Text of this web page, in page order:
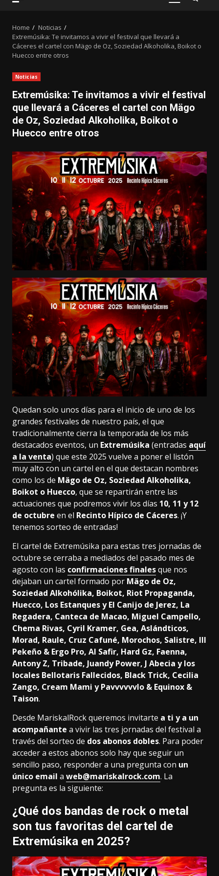
PRIMARY
Home
Noticias
Extremúsika: Te invitamos a vivir el festival que llevará a
Cáceres el cartel con Mägo de Oz, Soziedad Alkoholika, Boikot o
Huecco entre otros
Noticias
Extremúsika: Te invitamos a vivir el festival
que llevará a Cáceres el cartel con Mägo
de Oz, Soziedad Alkoholika, Boikot o
Huecco entre otros
Quedan solo unos días para el inicio de uno de los
grandes festivales de nuestro país, el que
tradicionalmente cierra la temporada de los más
destacados eventos, un Extremúsika (entradas aquí
a la venta) que este 2025 vuelve a poner el listón
muy alto con un cartel en el que destacan nombres
como los de Mägo de Oz, Soziedad Alkoholika,
Boikot o Huecco, que se repartirán entre las
actuaciones que podremos vivir los días 10, 11 y 12
de octubre en el Recinto Hípico de Cáceres. ¡Y
tenemos sorteo de entradas!
El cartel de Extremúsika para estas tres jornadas de
octubre se cerraba a mediados del pasado mes de
agosto con las confirmaciones finalesque nos
dejaban un cartel formado por Mägo de Oz,
Soziedad Alkohólika, Boikot, Riot Propaganda,
Huecco, Los Estanques y El Canijo de Jerez, La
Regadera, Canteca de Macao, Miguel Campello,
Chema Rivas, Cyril Kramer, Gea, Aslándticos,
Morad, Raule, Cruz Cafuné, Morochos, Salistre, Ill
Pekeño & Ergo Pro, Al Safir, Hard Gz, Faenna,
Antony Z, Tribade, Juandy Power, J Abecia y los
locales Bellotaris Fallecidos, Black Trick, Cecilia
Zango, Cream Mami y Pavvvvvvlo & Equinox &
Taison.
Desde MariskalRock queremos invitarte a ti y a un
acompañante a vivir las tres jornadas del festival a
través del sorteo de dos abonos dobles. Para poder
acceder a estos abonos solo hay que seguir un
sencillo paso, responder a una pregunta con un
único email a web@mariskalrock.com. La
pregunta es la siguiente:
¿Qué dos bandas de rock o metal
son tus favoritas del cartel de
Extremúsika en 2025?